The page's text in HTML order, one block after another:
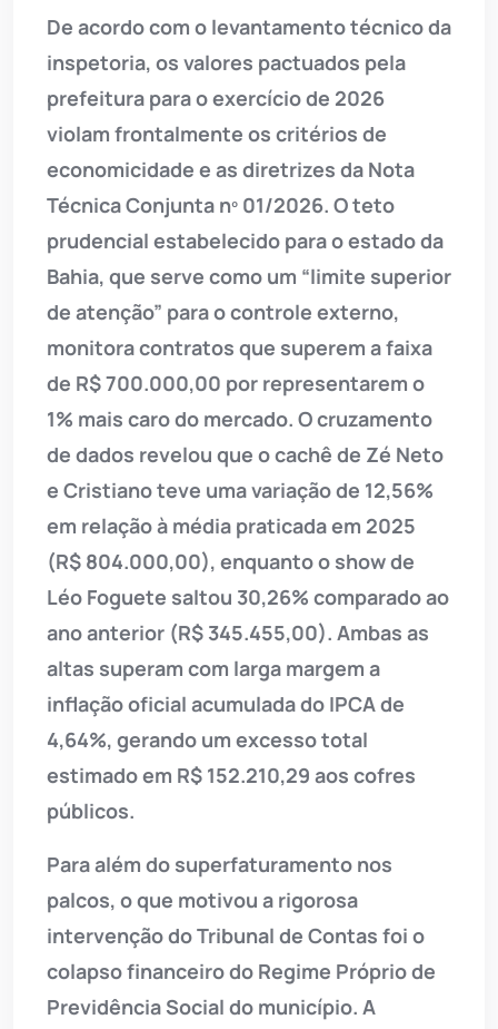
De acordo com o levantamento técnico da
inspetoria, os valores pactuados pela
prefeitura para o exercício de 2026
violam frontalmente os critérios de
economicidade e as diretrizes da Nota
Técnica Conjunta nº 01/2026. O teto
prudencial estabelecido para o estado da
Bahia, que serve como um “limite superior
de atenção” para o controle externo,
monitora contratos que superem a faixa
de R$ 700.000,00 por representarem o
1% mais caro do mercado. O cruzamento
de dados revelou que o cachê de Zé Neto
e Cristiano teve uma variação de 12,56%
em relação à média praticada em 2025
(R$ 804.000,00), enquanto o show de
Léo Foguete saltou 30,26% comparado ao
ano anterior (R$ 345.455,00). Ambas as
altas superam com larga margem a
inflação oficial acumulada do IPCA de
4,64%, gerando um excesso total
estimado em R$ 152.210,29 aos cofres
públicos.
Para além do superfaturamento nos
palcos, o que motivou a rigorosa
intervenção do Tribunal de Contas foi o
colapso financeiro do Regime Próprio de
Previdência Social do município. A